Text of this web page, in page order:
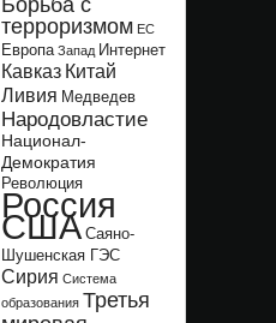
Борьба с
терроризмом ЕС
Европа Запад Интернет
Кавказ Китай
Ливия Медведев
Народовластие
Национал-
Демократия
Революция
Россия
США Саяно-
Шушенская ГЭС
Сирия Система
образования Третья